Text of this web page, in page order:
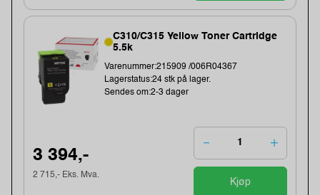
C310/C315 Yellow Toner Cartridge
5.5k
Varenummer:215909 /006R04367
Lagerstatus:24 stk på lager.
Sendes om:2-3 dager
3 394,-
2 715,- Eks. Mva.
Kjøp